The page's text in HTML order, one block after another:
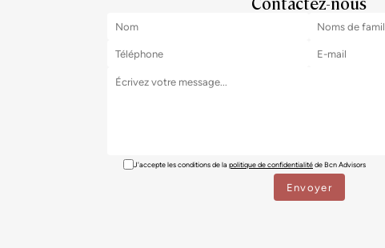
J'accepte les conditions de la politique de confidentialitéde Bcn Advisors